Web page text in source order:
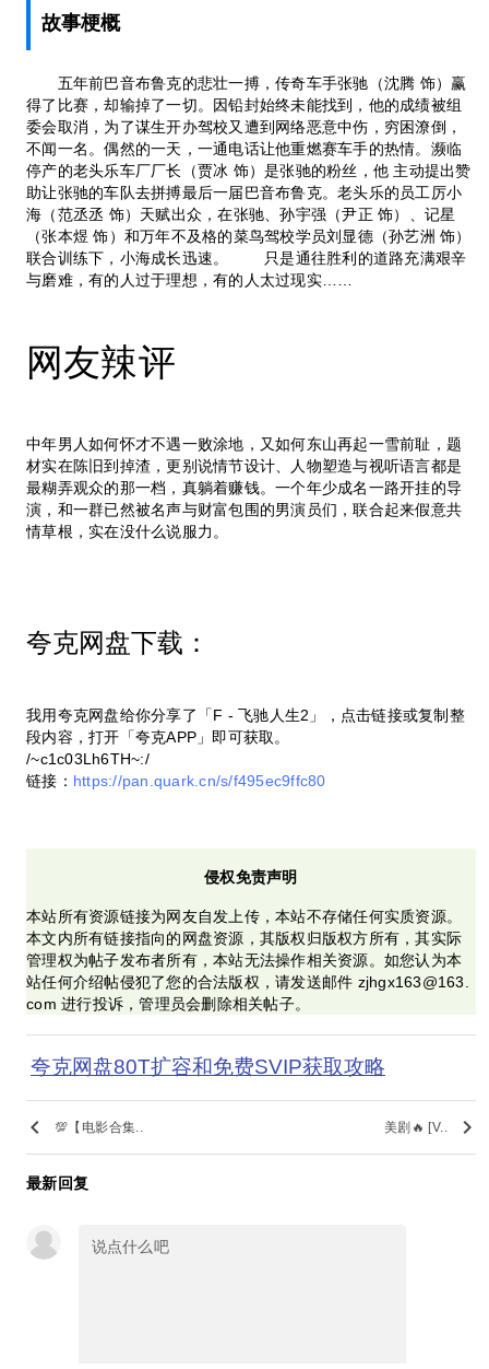
故事梗概
五年前巴音布鲁克的悲壮一搏，传奇车手张驰（沈腾 饰）赢
得了比赛，却输掉了一切。因铅封始终未能找到，他的成绩被组
委会取消，为了谋生开办驾校又遭到网络恶意中伤，穷困潦倒，
不闻一名。偶然的一天，一通电话让他重燃赛车手的热情。濒临
停产的老头乐车厂厂长（贾冰 饰）是张驰的粉丝，他 主动提出赞
助让张驰的车队去拼搏最后一届巴音布鲁克。老头乐的员工厉小
海（范丞丞 饰）天赋出众，在张驰、孙宇强（尹正 饰）、记星
（张本煜 饰）和万年不及格的菜鸟驾校学员刘显德（孙艺洲 饰）
联合训练下，小海成长迅速。 只是通往胜利的道路充满艰辛
与磨难，有的人过于理想，有的人太过现实……
网友辣评
中年男人如何怀才不遇一败涂地，又如何东山再起一雪前耻，题
材实在陈旧到掉渣，更别说情节设计、人物塑造与视听语言都是
最糊弄观众的那一档，真躺着赚钱。一个年少成名一路开挂的导
演，和一群已然被名声与财富包围的男演员们，联合起来假意共
情草根，实在没什么说服力。
夸克网盘下载：
我用夸克网盘给你分享了「F - 飞驰人生2」，点击链接或复制整
段内容，打开「夸克APP」即可获取。
/~c1c03Lh6TH~:/
链接： https://pan.quark.cn/s/f495ec9ffc80
侵权免责声明
本站所有资源链接为网友自发上传，本站不存储任何实质资源。
本文内所有链接指向的网盘资源，其版权归版权方所有，其实际
管理权为帖子发布者所有，本站无法操作相关资源。如您认为本
站任何介绍帖侵犯了您的合法版权，请发送邮件 zjhgx163@163.
com 进行投诉，管理员会删除相关帖子。
夸克网盘80T扩容和免费SVIP获取攻略
keyboard_arrow_left 💯【电影合集.. 美剧🔥 [V.. keyboard_arrow_right
最新回复